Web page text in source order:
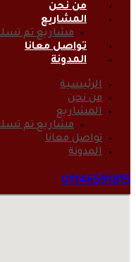
من نحن
المشاريع
مشاريع تم
تواصل معانا
المدونة
الرئيسية
من نحن
المشاريع
مشاريع تم
تواصل معانا
المدونة
01146591815